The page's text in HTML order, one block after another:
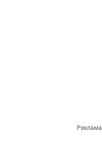
Реклама